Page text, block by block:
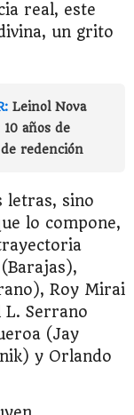
real, este
un grito
Leinol Nova
años de
redención
letras, sino
lo compone,
Roy Mirai
Serrano
(Jay
y Orlando